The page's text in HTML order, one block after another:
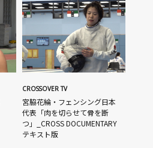
CROSSOVER TV
宮脇花綸・フェンシング日本
代表「肉を切らせて骨を断
つ」_CROSS DOCUMENTARY
テキスト版